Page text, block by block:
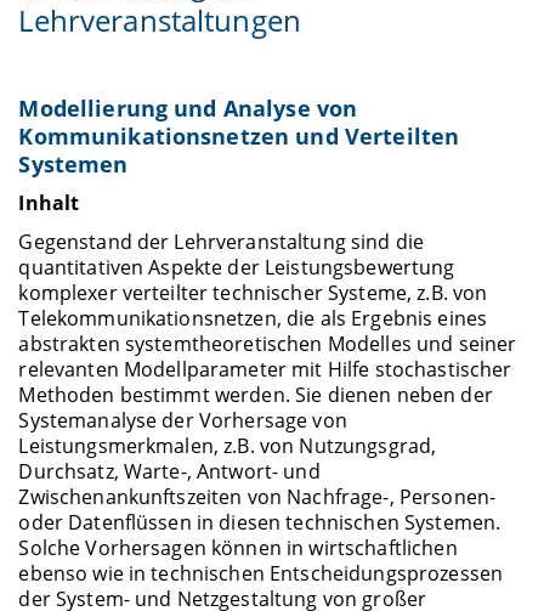
Lehrveranstaltungen
Modellierung und Analyse von
Kommunikationsnetzen und Verteilten
Systemen
Inhalt
Gegenstand der Lehrveranstaltung sind die
quantitativen Aspekte der Leistungsbewertung
komplexer verteilter technischer Systeme, z.B. von
Telekommunikationsnetzen, die als Ergebnis eines
abstrakten systemtheoretischen Modelles und seiner
relevanten Modellparameter mit Hilfe stochastischer
Methoden bestimmt werden. Sie dienen neben der
Systemanalyse der Vorhersage von
Leistungsmerkmalen, z.B. von Nutzungsgrad,
Durchsatz, Warte-, Antwort- und
Zwischenankunftszeiten von Nachfrage-, Personen-
oder Datenflüssen in diesen technischen Systemen.
Solche Vorhersagen können in wirtschaftlichen
ebenso wie in technischen Entscheidungsprozessen
der System- und Netzgestaltung von großer